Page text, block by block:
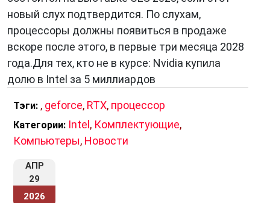
новый слух подтвердится. По слухам,
процессоры должны появиться в продаже
вскоре после этого, в первые три месяца 2028
года.Для тех, кто не в курсе: Nvidia купила
долю в Intel за 5 миллиардов
Тэги: , geforce, RTX, процессор
Категории: Intel , Комплектующие,
Компьютеры, Новости
АПР
29
2026